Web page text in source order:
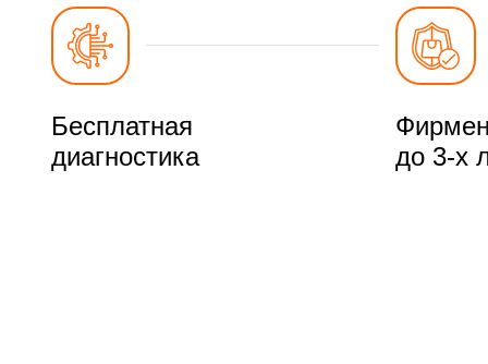
Бесплатная
диагностика
до 3-х